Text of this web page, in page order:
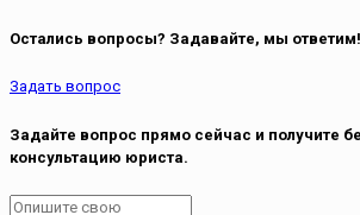
Остались вопросы? Задавайте, мы ответим!
Задать вопрос
Задайте вопрос прямо сейчас и получите
консультацию юриста.